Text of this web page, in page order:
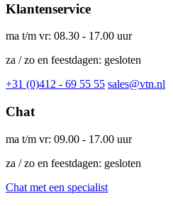
Klantenservice
ma t/m vr: 08.30 - 17.00 uur
za / zo en feestdagen: gesloten
+31 (0)412 - 69 55 55 sales@vtn.nl
Chat
ma t/m vr: 09.00 - 17.00 uur
za / zo en feestdagen: gesloten
Chat met een specialist